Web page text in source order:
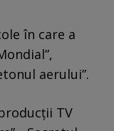
în care a
aerului”.
TV